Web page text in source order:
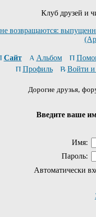
Клуб друзей и
возвращаются:
Сайт Альбом
Профиль
Войти и
Дорогие друзья,
Введите ваше
Имя:
Пароль:
Автоматически